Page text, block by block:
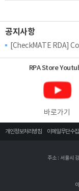
공지사항
[CheckMATE RDA]
RPA Store
바로가기
개인정보처리방침 이메일무단수
주소 : 서울시